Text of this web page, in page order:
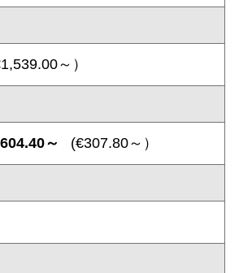
～）
～ (€307.80～）